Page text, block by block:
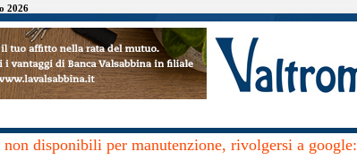
2026
non disponibili per manutenzione, rivolgersi a google: